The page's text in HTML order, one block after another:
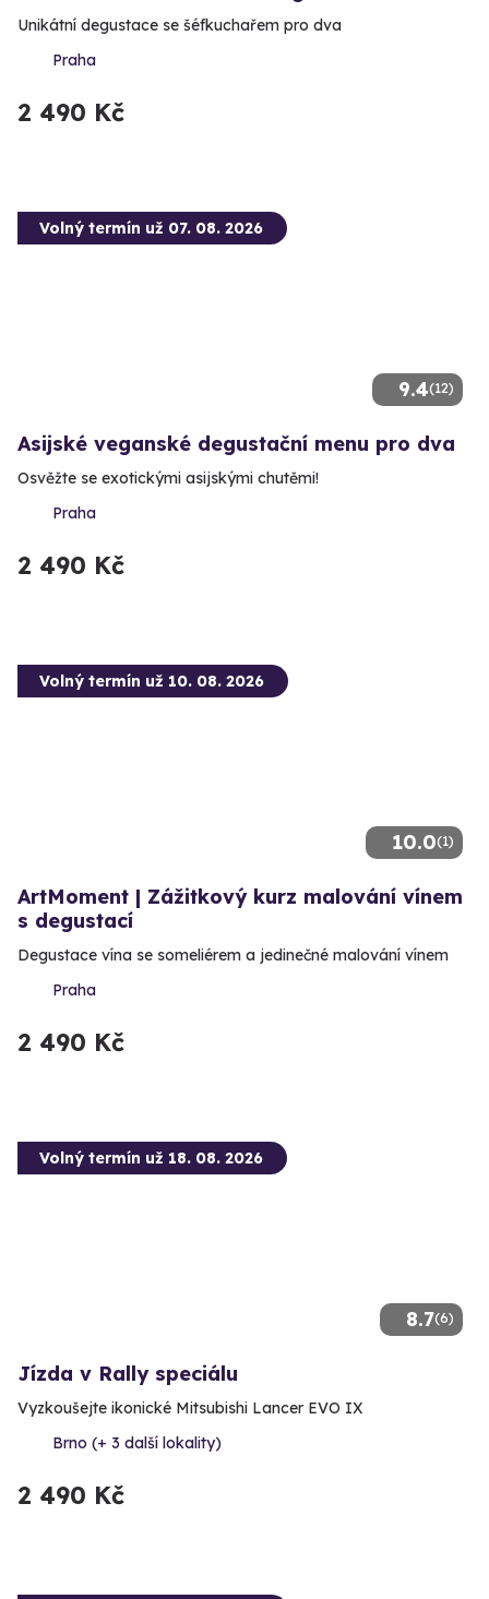
Unikátní degustace se šéfkuchařem pro dva
Praha
2 490 Kč
9.4(12)
Volný termín už 07. 08. 2026
Asijské veganské degustační menu pro dva
Osvěžte se exotickými asijskými chutěmi!
Praha
2 490 Kč
10.0(1)
Volný termín už 10. 08. 2026
ArtMoment | Zážitkový kurz malování vínem
s degustací
Degustace vína se someliérem a jedinečné malování vínem
Praha
2 490 Kč
8.7(6)
Volný termín už 18. 08. 2026
Jízda v Rally speciálu
Vyzkoušejte ikonické Mitsubishi Lancer EVO IX
Brno (+ 3 další lokality)
2 490 Kč